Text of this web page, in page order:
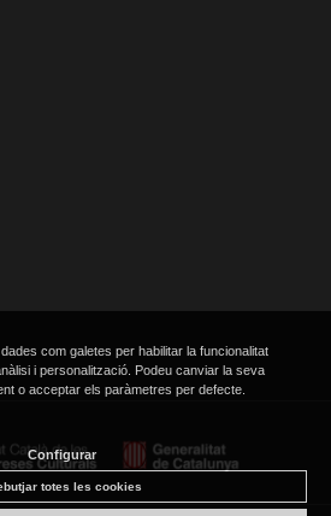
com galetes per habilitar la funcionalitat
i personalització. Podeu canviar la seva
o acceptar els paràmetres per defecte.
Configurar
totes les cookies